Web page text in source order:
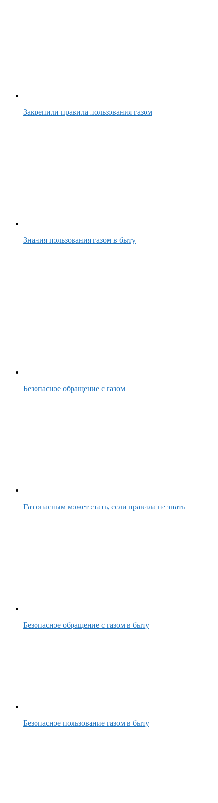
Закрепили правила пользования газом
Знания пользования газом в быту
Безопасное обращение с газом
Газ опасным может стать, если правила не знать
Безопасное обращение с газом в быту
Безопасное пользование газом в быту